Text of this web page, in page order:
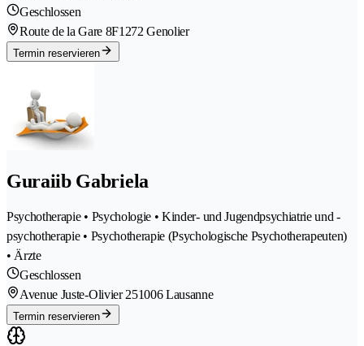
Geschlossen
Route de la Gare 8F1272 Genolier
Termin reservieren
Guraiib Gabriela
Psychotherapie • Psychologie • Kinder- und Jugendpsychiatrie und -
psychotherapie • Psychotherapie (Psychologische Psychotherapeuten)
• Ärzte
Geschlossen
Avenue Juste-Olivier 251006 Lausanne
Termin reservieren